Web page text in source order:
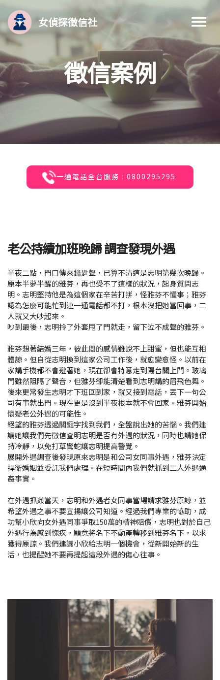
女偵探徵信社
徵信案例
一通電話全台服務 : 0800295295
老公持續加班晚歸 調查發現外遇
半夜二點，門口傳來鑰匙聲，已算不清這是志明第幾次晚歸。
原本半夢半醒的雅芬，再也受不了這樣的狀況，起身質問志
明。志明堅持他是為這個家在辛苦打拼，怪雅芬不懂事；雅芬
認為怎麼可能忙到連一通電話都不打，根本沒把她當回事，二
人就又大吵起來。
吵到最後，志明拎了外套甩了門就走，留下泣不成聲的雅芬。
雅芬想著結婚三年，彼此間的感情雖說不上甜蜜，但也能互相
體諒。但自從志明換到這家公司工作後，就愈變愈怪。以前在
家講手機都不會避著她，現在卻會特意走到陽台關上門。玻璃
門雖然阻隔了聲音，但雅芬卻能清楚看到志明講的眉飛色舞。
後來更常發生志明才下班回到家，就又接到電話，丟下一句公
司有事就出門。現在更是沒到半夜根本就不會回家。雅芬開始
懷疑老公外遇的可能性。
絕望的雅芬透過關鍵字找到我們，全盤說出她的苦惱。我們建
議她讓我們先徵信查明志明是否有外遇的狀況，同時也請她保
持冷靜，以免打草驚蛇讓志明提高警覺。
展開外遇調查後發現原來志明是和公司女同事外遇，雅芬決定
捍衛婚姻並委託我們處理。在短時間內我們就抓到二人外遇通
姦事實。
在外遇抓姦當天，志明和外遇者女同事當場請求雅芬原諒，並
希望外遇之事不要宣揚讓公司知道。經過我們專業的協助，成
功幫小欣向女外遇同事爭取150萬的精神賠償，志明也對於自己
外遇行為感到愧疚，願意將名下不動產轉移到雅芬名下，以求
獲得原諒。我們建議小欣給志明一個機會，從新開始新的生
活，也提醒她不要再提起這段外遇的傷心往事。